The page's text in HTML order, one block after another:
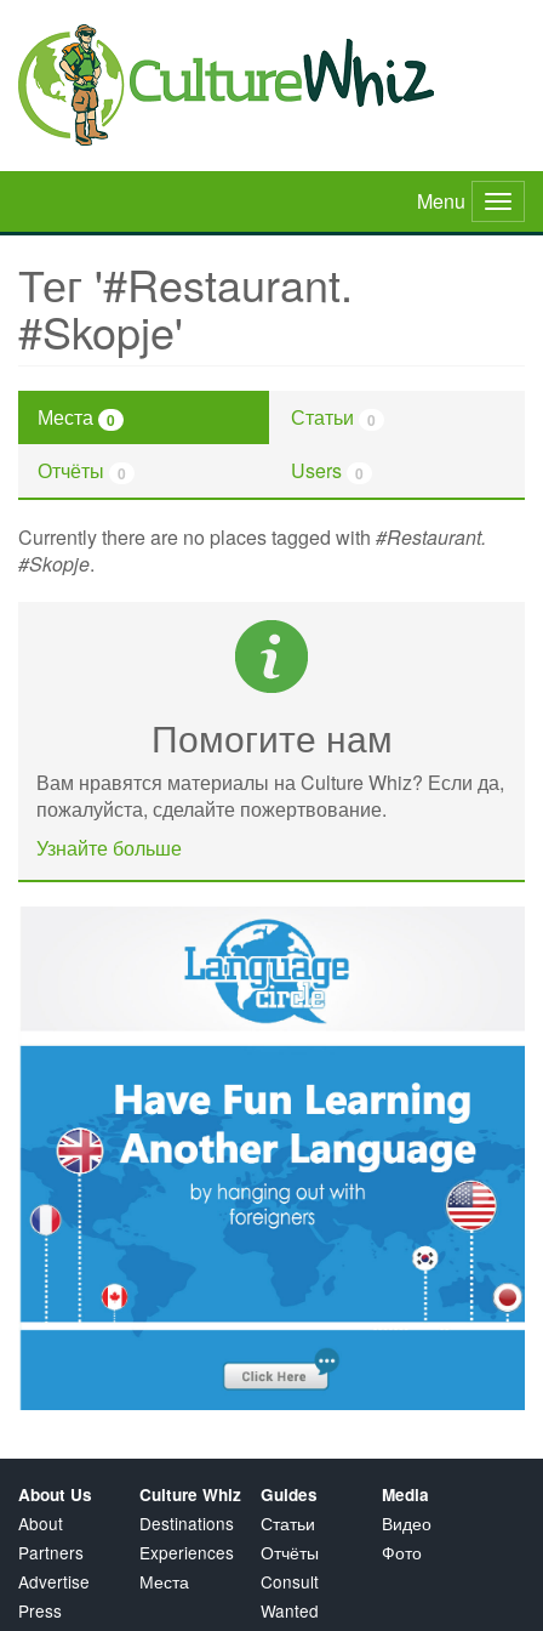
main
content
Menu
Тег '#Restaurant.
#Skopje'
Места 0 Статьи 0
Отчёты 0 Users 0
Currently there are no places tagged with #Restaurant.
#Skopje.
Помогите нам
Вам нравятся материалы на Culture Whiz? Если да,
пожалуйста, сделайте пожертвование.
Узнайте больше
About Us
About
Partners
Advertise
Press
Culture Whiz
Destinations
Experiences
Места
Guides
Статьи
Отчёты
Consult
Wanted
Media
Видео
Фото